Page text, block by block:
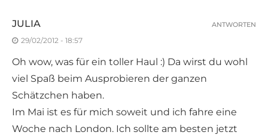
JULIA
29/02/2012 - 18:57
Oh wow, was für ein toller Haul :) Da wirst du wohl
viel Spaß beim Ausprobieren der ganzen
Schätzchen haben.
Im Mai ist es für mich soweit und ich fahre eine
Woche nach London. Ich sollte am besten jetzt
ANTWORTEN